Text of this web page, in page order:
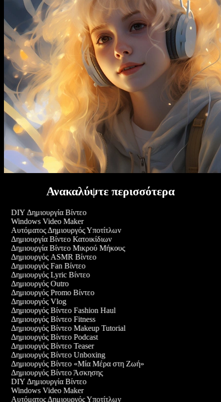
Ανακαλύψτε περισσότερα
DIY Δημιουργία Βίντεο
Windows Video Maker
Αυτόματος Δημιουργός Υποτίτλων
Δημιουργία Βίντεο Κατοικίδιων
Δημιουργία Βίντεο Μικρού Μήκους
Δημιουργός ASMR Βίντεο
Δημιουργός Fan Βίντεο
Δημιουργός Lyric Βίντεο
Δημιουργός Outro
Δημιουργός Promo Βίντεο
Δημιουργός Vlog
Δημιουργός Βίντεο Fashion Haul
Δημιουργός Βίντεο Fitness
Δημιουργός Βίντεο Makeup Tutorial
Δημιουργός Βίντεο Podcast
Δημιουργός Βίντεο Teaser
Δημιουργός Βίντεο Unboxing
Δημιουργός Βίντεο «Μία Μέρα στη Ζωή»
Δημιουργός Βίντεο Άσκησης
DIY Δημιουργία Βίντεο
Windows Video Maker
Αυτόματος Δημιουργός Υποτίτλων